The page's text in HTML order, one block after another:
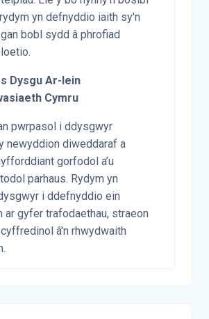
yn defnyddio iaith sy'n
bobl sydd â phrofiad
Dysgu Ar-lein
Cymru
pwrpasol i ddysgwyr
newyddion diweddaraf a
gorfodol a’u
parhaus. Rydym yn
i ddefnyddio ein
ar gyfer trafodaethau, straeon
â'n rhwydwaith